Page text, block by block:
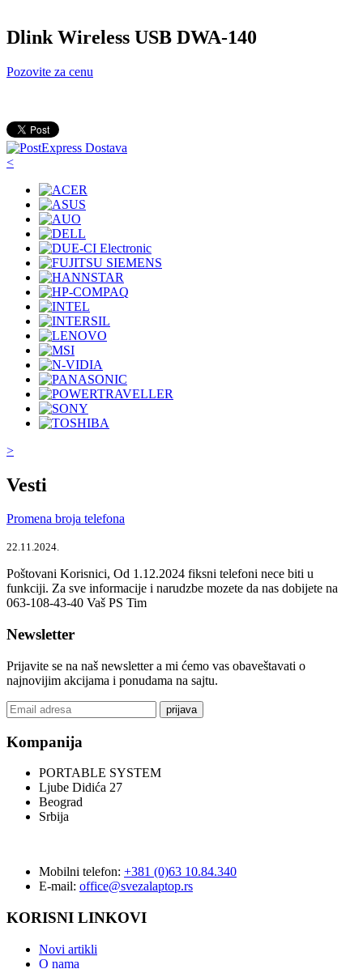
Dlink Wireless USB DWA-140
Pozovite za cenu
<
>
Vesti
Promena broja telefona
22.11.2024.
Poštovani Korisnici, Od 1.12.2024 fiksni telefoni nece biti u
funkciji. Za sve informacije i narudzbe mozete da nas dobijete na
063-108-43-40 Vaš PS Tim
Newsletter
Prijavite se na naš newsletter a mi ćemo vas obaveštavati o
najnovijim akcijama i ponudama na sajtu.
prijava
Kompanija
PORTABLE SYSTEM
Ljube Didića 27
Beograd
Srbija
Mobilni telefon: +381 (0)63 10.84.340
E-mail: office@svezalaptop.rs
KORISNI LINKOVI
Novi artikli
O nama